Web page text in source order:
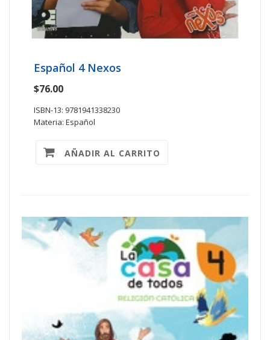
Español 4 Nexos
$76.00
ISBN-13: 9781941338230
Materia: Español
AÑADIR AL CARRITO